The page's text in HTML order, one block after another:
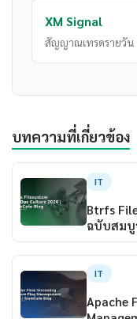
XM Signal
สัญญาณเทรดรายวัน
บทความที่เกี่ยวข้อง
IT
Btrfs
ฉบับสมบู
IT
Apache